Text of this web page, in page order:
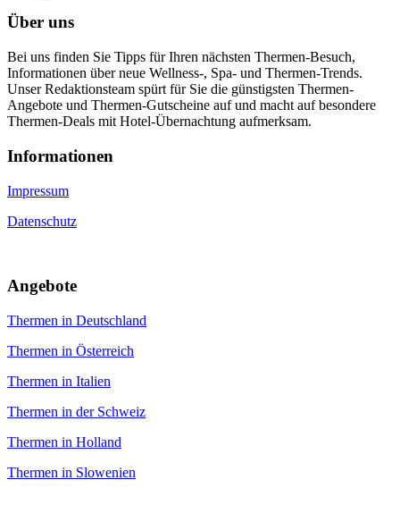
Über uns
Bei uns finden Sie Tipps für Ihren nächsten Thermen-Besuch,
Informationen über neue Wellness-, Spa- und Thermen-Trends.
Unser Redaktionsteam spürt für Sie die günstigsten Thermen-
Angebote und Thermen-Gutscheine auf und macht auf besondere
Thermen-Deals mit Hotel-Übernachtung aufmerksam.
Informa­tionen
Impressum
Datenschutz
An­gebote
Thermen in Deutschland
Thermen in Österreich
Thermen in Italien
Thermen in der Schweiz
Thermen in Holland
Thermen in Slowenien